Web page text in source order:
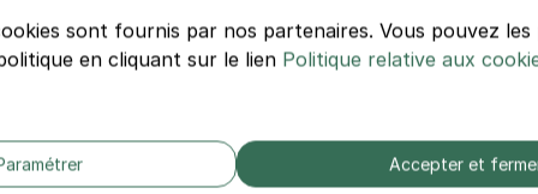
Saint-Bernard
Censier-
théâtres/
Paris
sont fournis par nos partenaires. Vous pouvez
en cliquant sur le lien Politique relative aux
Accepter et